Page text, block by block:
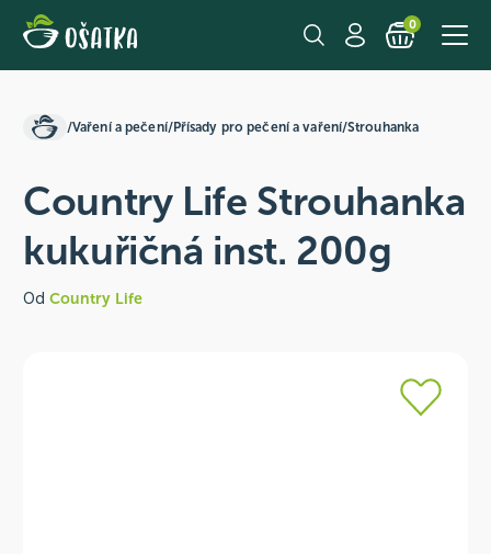
0
/Vaření a pečení/Přísady pro pečení a vaření/Strouhanka
Country Life Strouhanka
kukuřičná inst. 200g
Od Country Life